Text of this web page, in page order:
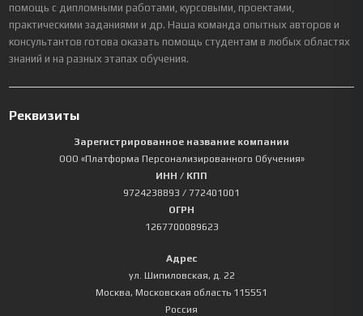
помощь с дипломными работами, курсовыми, проектами,
практическими заданиями и др. Наша команда опытных авторов и
консультантов готова оказать помощь студентам в любых областях
знаний и на разных этапах обучения.
Реквизиты
Зарегистрированное название компании
ООО «Платформа Персонализированного Обучения»
ИНН / КПП
9724238893 / 772401001
ОГРН
1267700089623
Адрес
ул. Шипиловская, д. 22
Москва, Московская область 115551
Россия